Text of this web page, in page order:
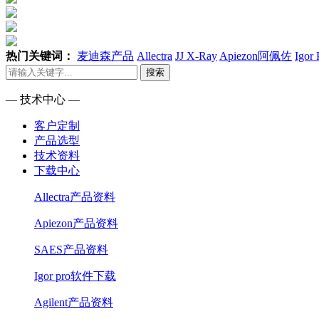
热门关键词： 麦迪森产品 Allectra JJ X-Ray Apiezon阿佩佐 Igor
搜索
— 技术中心 —
客户定制
产品选型
技术资料
下载中心
Allectra产品资料
Apiezon产品资料
SAES产品资料
Igor pro软件下载
Agilent产品资料